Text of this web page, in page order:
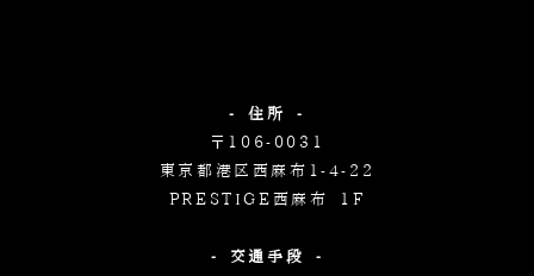
- 住所 -
〒106-0031
東京都港区西麻布1-4-22
PRESTIGE西麻布 1F
- 交通手段 -